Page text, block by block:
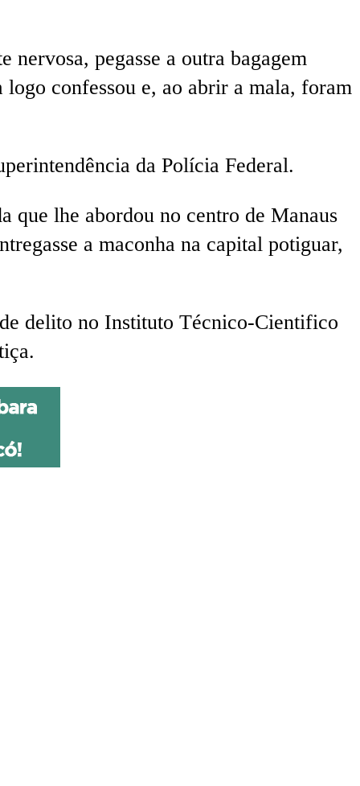
nervosa, pegasse a outra bagagem
logo confessou e, ao abrir a mala, foram
da Polícia Federal.
que lhe abordou no centro de Manaus
a maconha na capital potiguar,
delito no Instituto Técnico-Cientifico